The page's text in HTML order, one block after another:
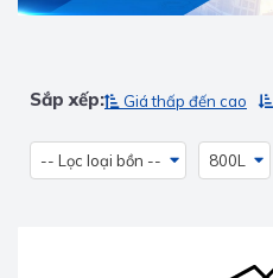
Sắp xếp: Giá thấp đến cao
-- Lọc loại bồn -- 800L